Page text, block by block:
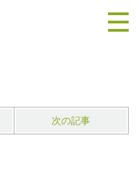
次の記事